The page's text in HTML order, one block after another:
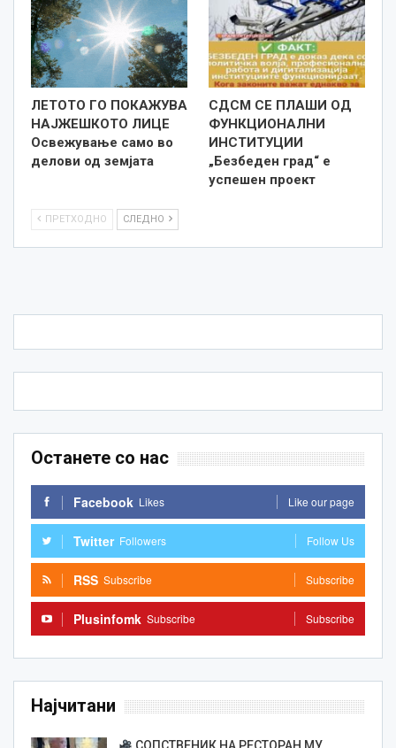
ЛЕТОТО ГО ПОКАЖУВА
НАЈЖЕШКОТО ЛИЦE
Освежување само во
делови од земјата
СДСМ СЕ ПЛАШИ ОД
ФУНКЦИОНАЛНИ
ИНСТИТУЦИИ
„Безбеден град“ е
успешен проект
ПРЕТХОДНО СЛЕДНО
Останете со нас
Facebook Likes Like our page
Twitter Followers Follow Us
RSS Subscribe Subscribe
Plusinfomk Subscribe Subscribe
Најчитани